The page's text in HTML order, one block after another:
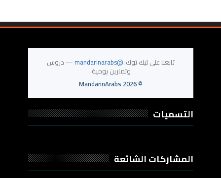
تابعنا على تيك توك:@mandarinarabs — دروس
وتمارين يومية.
©
2026
التسميات
المشاركات الشائعة